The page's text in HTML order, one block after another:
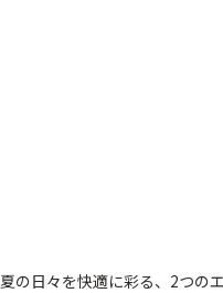
夏の日々を快適に彩る、2つの